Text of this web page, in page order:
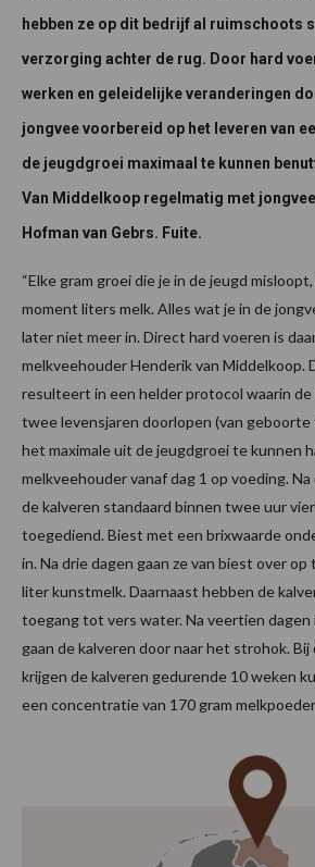
hebben ze op dit bedrijf al ruimschoots
verzorging achter de rug. Door hard
werken en geleidelijke veranderingen
jongvee voorbereid op het leveren van
de jeugdgroei maximaal te kunnen
Van Middelkoop regelmatig met
Hofman van Gebrs. Fuite.
“Elke gram groei die je in de jeugd
moment liters melk. Alles wat je in de
later niet meer in. Direct hard voeren is
melkveehouder Henderik van Middelkoop.
resulteert in een helder protocol waarin
twee levensjaren doorlopen (van geboorte
het maximale uit de jeugdgroei te kunnen
melkveehouder vanaf dag 1 op voeding.
de kalveren standaard binnen twee uur
toegediend. Biest met een brixwaarde
in. Na drie dagen gaan ze van biest over
liter kunstmelk. Daarnaast hebben de
toegang tot vers water. Na veertien dagen
gaan de kalveren door naar het strohok.
krijgen de kalveren gedurende 10 weken
een concentratie van 170 gram